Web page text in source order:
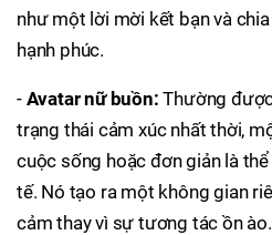
như một lời mời kết bạn và
hạnh phúc.
- Avatar nữ buồn: Thường
trạng thái cảm xúc nhất thời,
cuộc sống hoặc đơn giản là
tế. Nó tạo ra một không gian
cảm thay vì sự tương tác ồn ào.